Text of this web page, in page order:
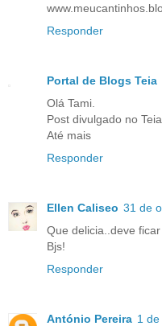
Responder
Portal de Blogs Teia
Olá Tami.
Post divulgado no Teia.
Até mais
Responder
Ellen Caliseo 31 de
Que delicia..deve
Bjs!
Responder
António Pereira 1